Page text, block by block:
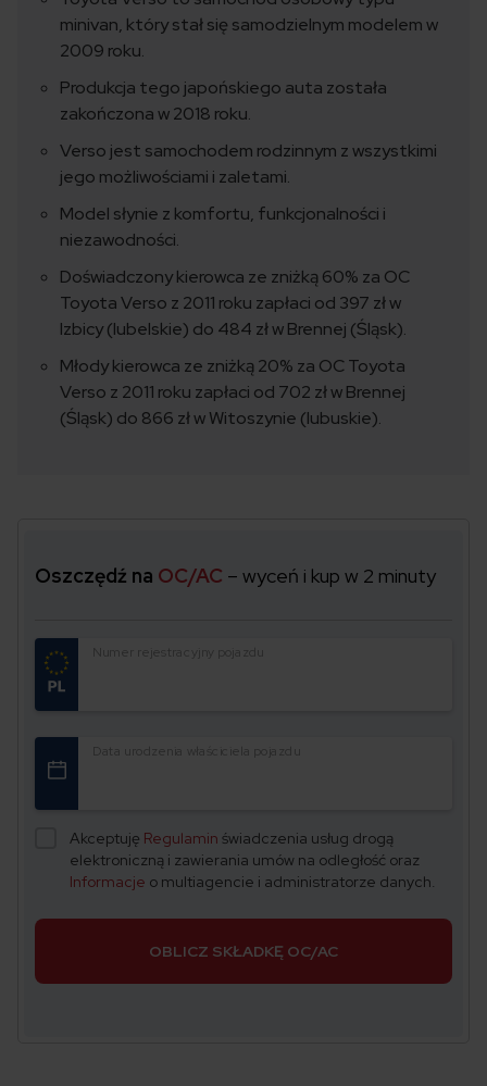
minivan, który stał się samodzielnym modelem w
2009 roku.
Produkcja tego japońskiego auta została
zakończona w 2018 roku.
Verso jest samochodem rodzinnym z wszystkimi
jego możliwościami i zaletami.
Model słynie z komfortu, funkcjonalności i
niezawodności.
Doświadczony kierowca ze zniżką 60% za OC
Toyota Verso z 2011 roku zapłaci od 397 zł w
Izbicy (lubelskie) do 484 zł w Brennej (Śląsk).
Młody kierowca ze zniżką 20% za OC Toyota
Verso z 2011 roku zapłaci od 702 zł w Brennej
(Śląsk) do 866 zł w Witoszynie (lubuskie).
Oszczędź na OC/AC – wyceń i kup w 2 minuty
Numer rejestracyjny pojazdu
Data urodzenia właściciela pojazdu
Akceptuję Regulamin świadczenia usług drogą
elektroniczną i zawierania umów na odległość oraz
Informacje o multiagencie i administratorze danych.
OBLICZ SKŁADKĘ OC/AC